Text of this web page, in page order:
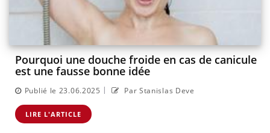
Pourquoi une douche froide en cas de canicule
est une fausse bonne idée
Publié le 23.06.2025 | Par Stanislas Deve
LIRE L'ARTICLE